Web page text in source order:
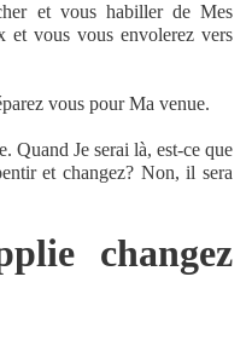
et vous habiller de Mes
et vous vous envolerez vers
vous pour Ma venue.
Quand Je serai là, est-ce que
et changez? Non, il sera
changez